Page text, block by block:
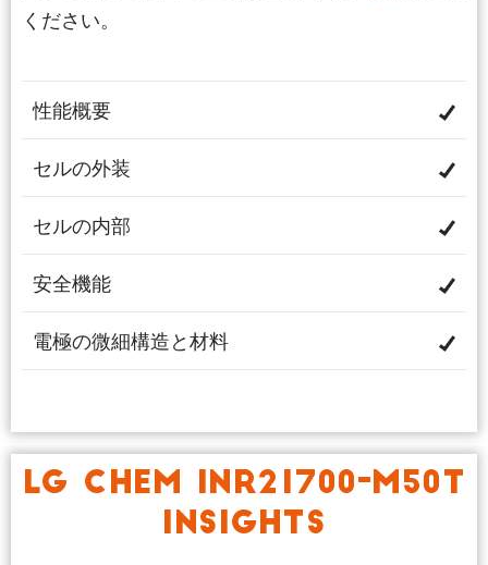
ください。
性能概要
セルの外装
セルの内部
安全機能
電極の微細構造と材料
LG CHEM INR21700-M50T
INSIGHTS